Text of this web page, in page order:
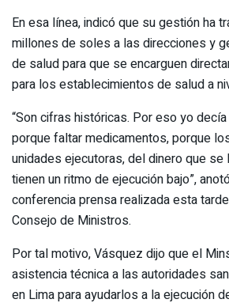
En esa línea, indicó que su gestión ha
millones de soles a las direcciones y
de salud para que se encarguen
para los establecimientos de salud a
“Son cifras históricas. Por eso yo
porque faltar medicamentos, porque
unidades ejecutoras, del dinero que
tienen un ritmo de ejecución bajo”,
conferencia prensa realizada esta
Consejo de Ministros.
Por tal motivo, Vásquez dijo que el
asistencia técnica a las autoridades
en Lima para ayudarlos a la ejecución